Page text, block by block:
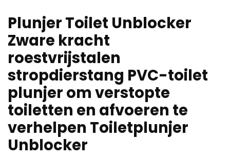
Plunjer Toilet Unblocker
Zware kracht
roestvrijstalen
stropdierstang PVC-toilet
plunjer om verstopte
toiletten en afvoeren te
verhelpen Toiletplunjer
Unblocker